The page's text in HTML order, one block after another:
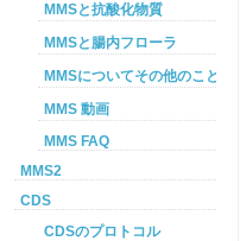
MMSと抗酸化物質
MMSと腸内フローラ
MMSについてその他のこと
MMS 動画
MMS FAQ
MMS2
CDS
CDSのプロトコル